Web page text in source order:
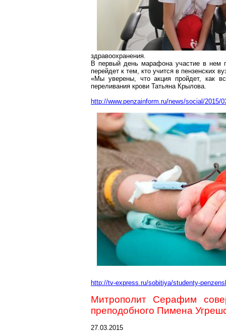
здравоохранения.
В первый день марафона участие в нем
перейдет к тем, кто учится в пензенских
«Мы уверены, что акция пройдет, как
переливания крови Татьяна Крылова.
http://www.penzainform.ru/news/social/2015/
http://tv-express.ru/sobitiya/studenty-
Митрополит Серафим
преподобного Пимена
27.03.2015